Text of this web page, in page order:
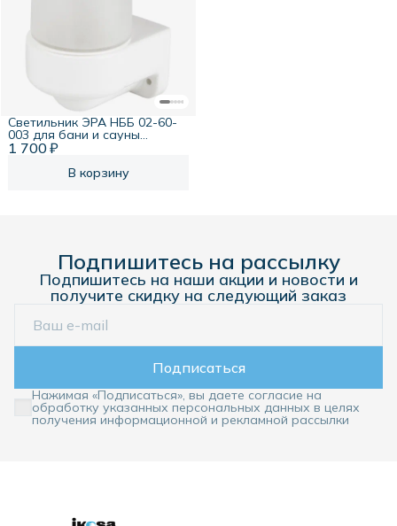
1 700 ₽
Светильник ЭРА НББ 02-60-
003 для бани и сауны
керамика/стекло угловой
НПБ400 термостойкий
В корзину
Подпишитесь на рассылку
Подпишитесь на наши акции и новости и
получите скидку на следующий заказ
Подписаться
Нажимая «Подписаться», вы даете согласие на
обработку указанных персональных данных в целях
получения информационной и рекламной рассылки